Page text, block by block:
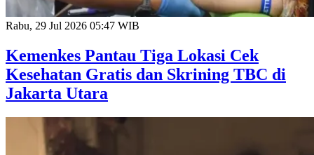
Rabu, 29 Jul 2026 05:47 WIB
Kemenkes Pantau Tiga Lokasi Cek
Kesehatan Gratis dan Skrining TBC di
Jakarta Utara